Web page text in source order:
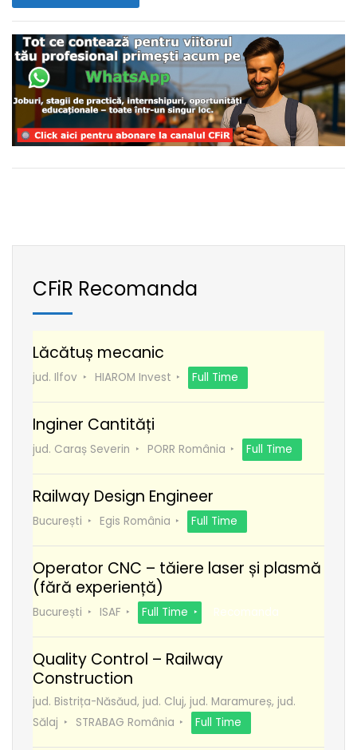
CFiR Recomanda
Lăcătuș mecanic
jud. Ilfov HIAROM Invest Full Time
Inginer Cantități
jud. Caraș Severin PORR România Full Time
Railway Design Engineer
București Egis România Full Time
Operator CNC – tăiere laser și plasmă
(fără experiență)
București ISAF Full Time Recomanda
Quality Control – Railway
Construction
jud. Bistrița-Năsăud, jud. Cluj, jud. Maramureș, jud.
Sălaj
STRABAG România Full Time